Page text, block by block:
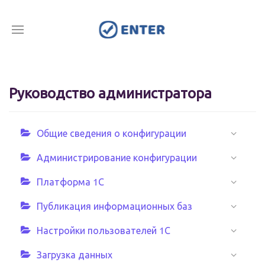
Руководство администратора
Общие сведения о конфигурации
Администрирование конфигурации
Платформа 1С
Публикация информационных баз
Настройки пользователей 1С
Загрузка данных